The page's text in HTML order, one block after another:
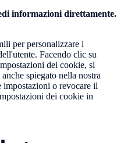
informazioni direttamente.
per personalizzare i
Facendo clic su
dei cookie, si
spiegato nella nostra
o revocare il
dei cookie in